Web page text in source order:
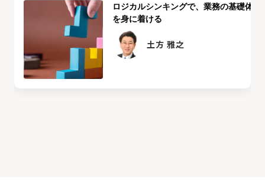
ロジカルシンキングで、業務の基礎体力
を身に着ける
土方 雅之